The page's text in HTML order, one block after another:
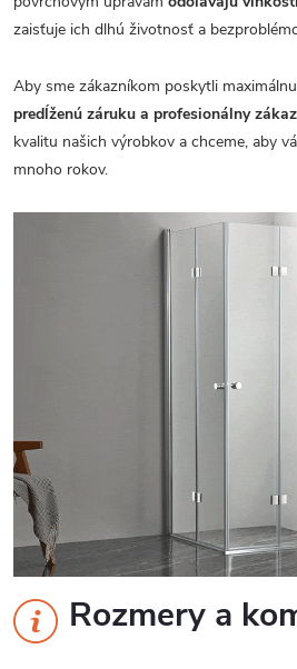
zaisťuje ich dlhú životnosť a
Aby sme zákazníkom poskytli
predĺženú záruku a profesionálny
kvalitu našich výrobkov a chceme, aby
mnoho rokov.
Rozmery a